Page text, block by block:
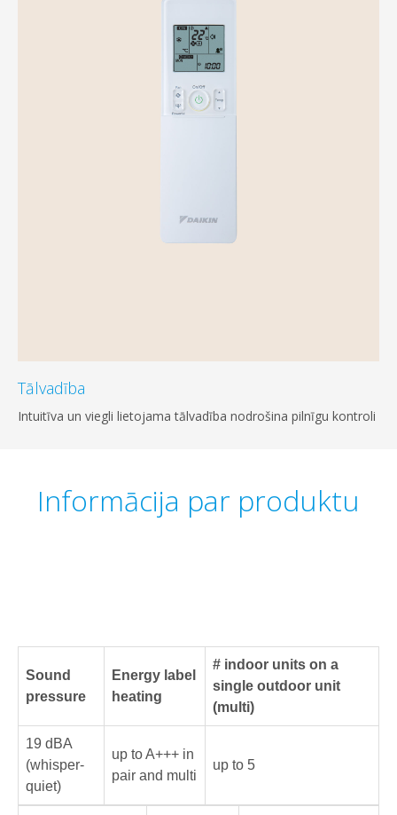
Tālvadība
Intuitīva un viegli lietojama tālvadība nodrošina pilnīgu kontroli
Informācija par produktu
Sound
pressure
Energy label
heating
# indoor units on a
single outdoor unit
(multi)
19 dBA
(whisper-
quiet)
up to A+++ in
pair and multi
up to 5